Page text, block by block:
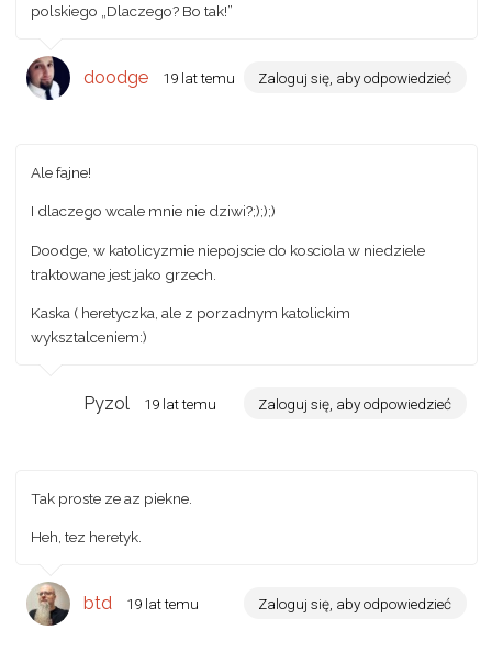
polskiego „Dlaczego? Bo tak!”
doodge 19 lat temu Zaloguj się, aby odpowiedzieć
Ale fajne!
I dlaczego wcale mnie nie dziwi?;););)
Doodge, w katolicyzmie niepojscie do kosciola w niedziele
traktowane jest jako grzech.
Kaska ( heretyczka, ale z porzadnym katolickim
wyksztalceniem:)
Pyzol 19 lat temu Zaloguj się, aby odpowiedzieć
Tak proste ze az piekne.
Heh, tez heretyk.
btd 19 lat temu Zaloguj się, aby odpowiedzieć